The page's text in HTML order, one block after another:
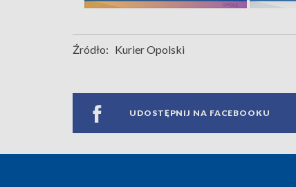
Źródło: Kurier Opolski
UDOSTĘPNIJ NA FACEBOOKU